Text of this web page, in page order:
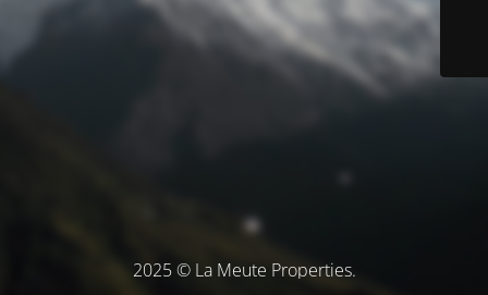
2025 © La Meute Properties.